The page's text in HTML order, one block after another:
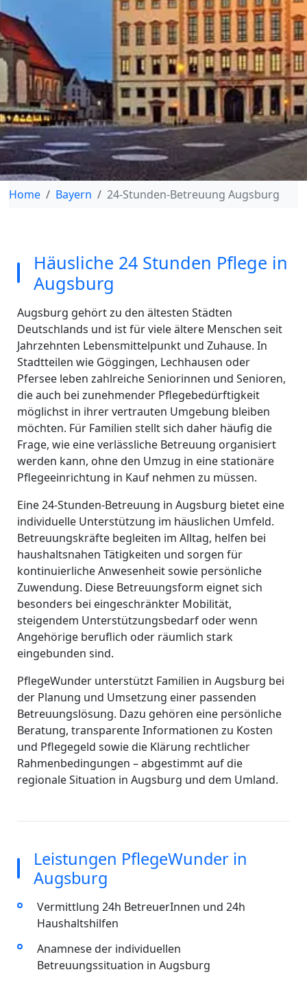
Home Bayern 24-Stunden-Betreuung Augsburg
Häusliche 24 Stunden Pflege in
Augsburg
Augsburg gehört zu den ältesten Städten
Deutschlands und ist für viele ältere Menschen seit
Jahrzehnten Lebensmittelpunkt und Zuhause. In
Stadtteilen wie Göggingen, Lechhausen oder
Pfersee leben zahlreiche Seniorinnen und Senioren,
die auch bei zunehmender Pflegebedürftigkeit
möglichst in ihrer vertrauten Umgebung bleiben
möchten. Für Familien stellt sich daher häufig die
Frage, wie eine verlässliche Betreuung organisiert
werden kann, ohne den Umzug in eine stationäre
Pflegeeinrichtung in Kauf nehmen zu müssen.
Eine 24-Stunden-Betreuung in Augsburg bietet eine
individuelle Unterstützung im häuslichen Umfeld.
Betreuungskräfte begleiten im Alltag, helfen bei
haushaltsnahen Tätigkeiten und sorgen für
kontinuierliche Anwesenheit sowie persönliche
Zuwendung. Diese Betreuungsform eignet sich
besonders bei eingeschränkter Mobilität,
steigendem Unterstützungsbedarf oder wenn
Angehörige beruflich oder räumlich stark
eingebunden sind.
PflegeWunder unterstützt Familien in Augsburg bei
der Planung und Umsetzung einer passenden
Betreuungslösung. Dazu gehören eine persönliche
Beratung, transparente Informationen zu Kosten
und Pflegegeld sowie die Klärung rechtlicher
Rahmenbedingungen – abgestimmt auf die
regionale Situation in Augsburg und dem Umland.
Leistungen PflegeWunder in
Augsburg
Vermittlung 24h BetreuerInnen und 24h
Haushaltshilfen
Anamnese der individuellen
Betreuungssituation in Augsburg